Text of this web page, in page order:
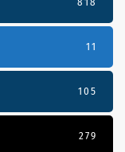
11
105
279